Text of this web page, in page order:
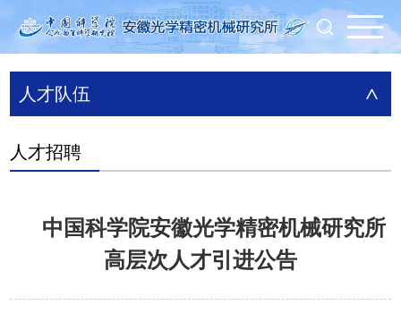
人才队伍 >
人才招聘
中国科学院安徽光学精密机械研究所
高层次人才引进公告